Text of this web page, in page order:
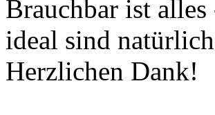
Brauchbar ist
ideal sind
Herzlichen Dank!